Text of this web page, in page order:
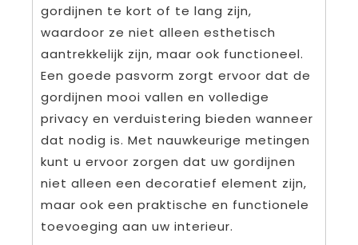
gordijnen te kort of te lang zijn,
waardoor ze niet alleen esthetisch
aantrekkelijk zijn, maar ook functioneel.
Een goede pasvorm zorgt ervoor dat de
gordijnen mooi vallen en volledige
privacy en verduistering bieden wanneer
dat nodig is. Met nauwkeurige metingen
kunt u ervoor zorgen dat uw gordijnen
niet alleen een decoratief element zijn,
maar ook een praktische en functionele
toevoeging aan uw interieur.